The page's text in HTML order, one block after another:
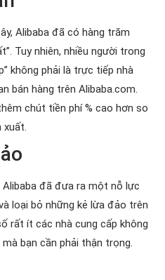
Alibaba đã có hàng trăm
Tuy nhiên, nhiều người trong
không phải là trực tiếp nhà
bán hàng trên Alibaba.com.
chút tiền phí % cao hơn so
xuất.
Alibaba đã đưa ra một nỗ lực
loại bỏ những kẻ lừa đảo trên
rất ít các nhà cung cấp không
bạn cần phải thận trọng.